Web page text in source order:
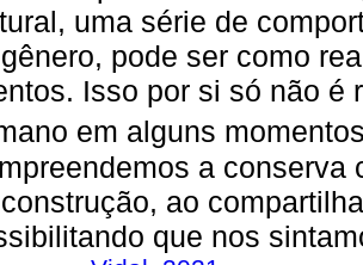
uma série de
pode ser como
Isso por si só não é
em alguns
a conserva
ao
que nos